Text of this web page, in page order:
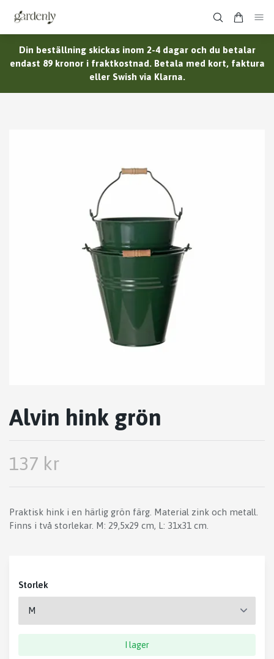
Din beställning skickas inom 2-4 dagar och du betalar
endast 89 kronor i fraktkostnad. Betala med kort, faktura
eller Swish via Klarna.
Alvin hink grön
137 kr
Praktisk hink i en härlig grön färg. Material zink och metall.
Finns i två storlekar. M: 29,5x29 cm, L: 31x31 cm.
Storlek
I lager